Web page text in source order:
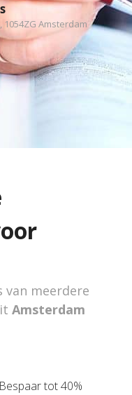
1054ZG Amsterdam
van meerdere
Amsterdam
Bespaar tot 40%